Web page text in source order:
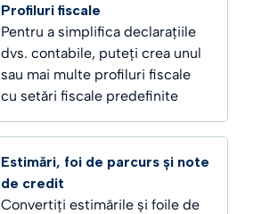
Profiluri fiscale
Pentru a simplifica declarațiile
dvs. contabile, puteți crea unul
sau mai multe profiluri fiscale
cu setări fiscale predefinite
Estimări, foi de parcurs și note
de credit
Convertiți estimările și foile de